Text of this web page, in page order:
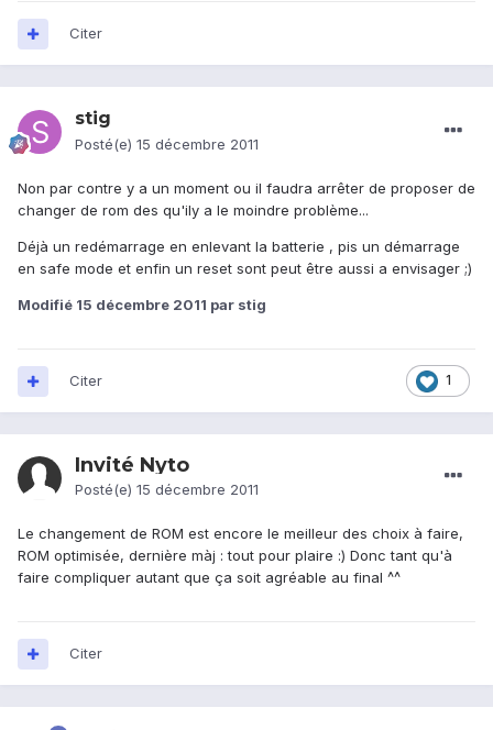
Citer
stig
Posté(e) 15 décembre 2011
Non par contre y a un moment ou il faudra arrêter de proposer de
changer de rom des qu'ily a le moindre problème...
Déjà un redémarrage en enlevant la batterie , pis un démarrage
en safe mode et enfin un reset sont peut être aussi a envisager ;)
Modifié 15 décembre 2011 par stig
1
Citer
Invité Nyto
Posté(e) 15 décembre 2011
Le changement de ROM est encore le meilleur des choix à faire,
ROM optimisée, dernière màj : tout pour plaire :) Donc tant qu'à
faire compliquer autant que ça soit agréable au final ^^
Citer